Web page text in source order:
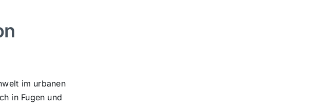
im urbanen
in Fugen und